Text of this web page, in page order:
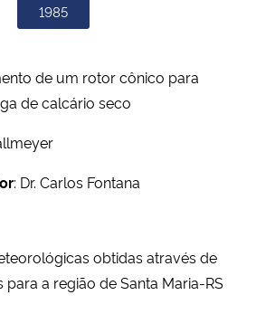
1985
de um rotor cônico para
de calcário seco
: Dr. Carlos Fontana
obtidas através de
para a região de Santa Maria-RS